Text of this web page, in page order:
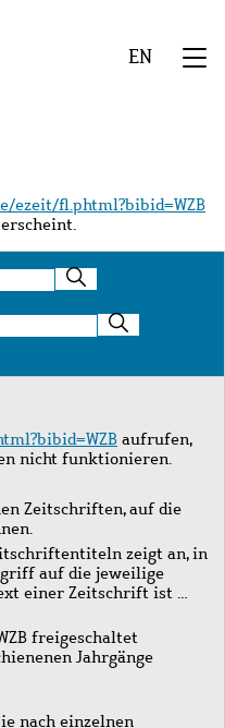
EN
ezeit/fl.phtml?bibid=WZB
aufrufen,
nicht funktionieren.
Zeitschriften, auf die
zeigt an, in
auf die jeweilige
einer Zeitschrift ist …
freigeschaltet
Jahrgänge
nach einzelnen